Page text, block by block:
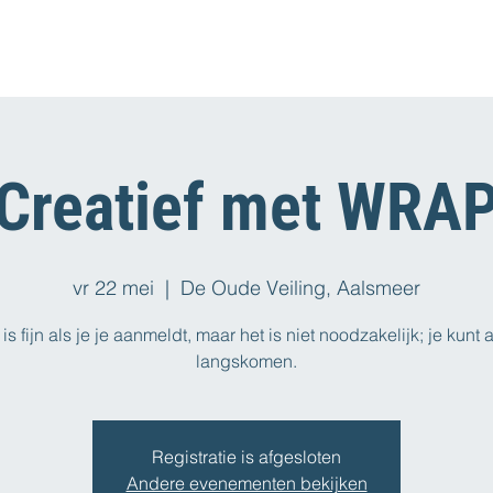
met
vr 22 mei
  |
De Oude Veiling, Aalsmeer
fijn als je je aanmeldt, maar het is niet noodzakelijk; je kunt
langskomen.
Registratie is afgesloten
Andere evenementen bekijken